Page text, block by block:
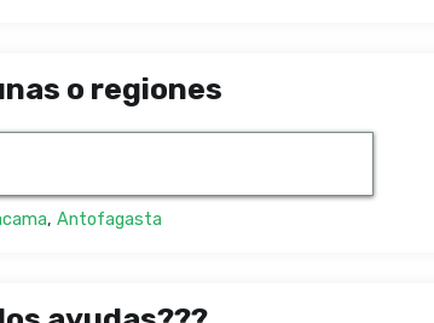
o regiones
, Antofagasta